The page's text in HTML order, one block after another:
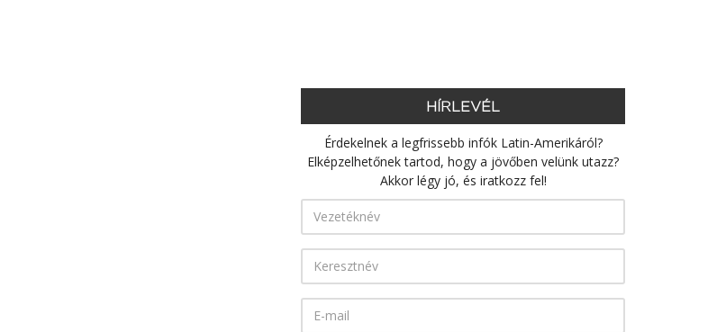
HÍRLEVÉL
Érdekelnek a legfrissebb infók Latin-Amerikáról?
Elképzelhetőnek tartod, hogy a jövőben velünk utazz?
Akkor légy jó, és iratkozz fel!